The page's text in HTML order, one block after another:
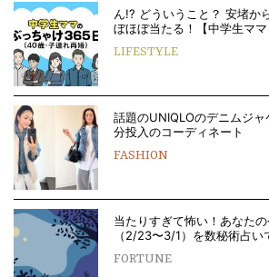
ん!? どういうこと？ 安堵か
ぼほぼ当たる！【中学生マ
LIFESTYLE
話題のUNIQLOのデニムジ
分投入のコーディネート
FASHION
当たりすぎて怖い！あなた
（2/23〜3/1）を数秘術占い
FORTUNE